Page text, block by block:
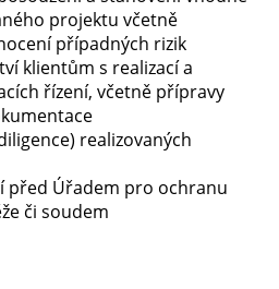
projektu včetně
případných rizik
klientům s realizací a
řízení, včetně přípravy
realizovaných
před Úřadem pro ochranu
či soudem